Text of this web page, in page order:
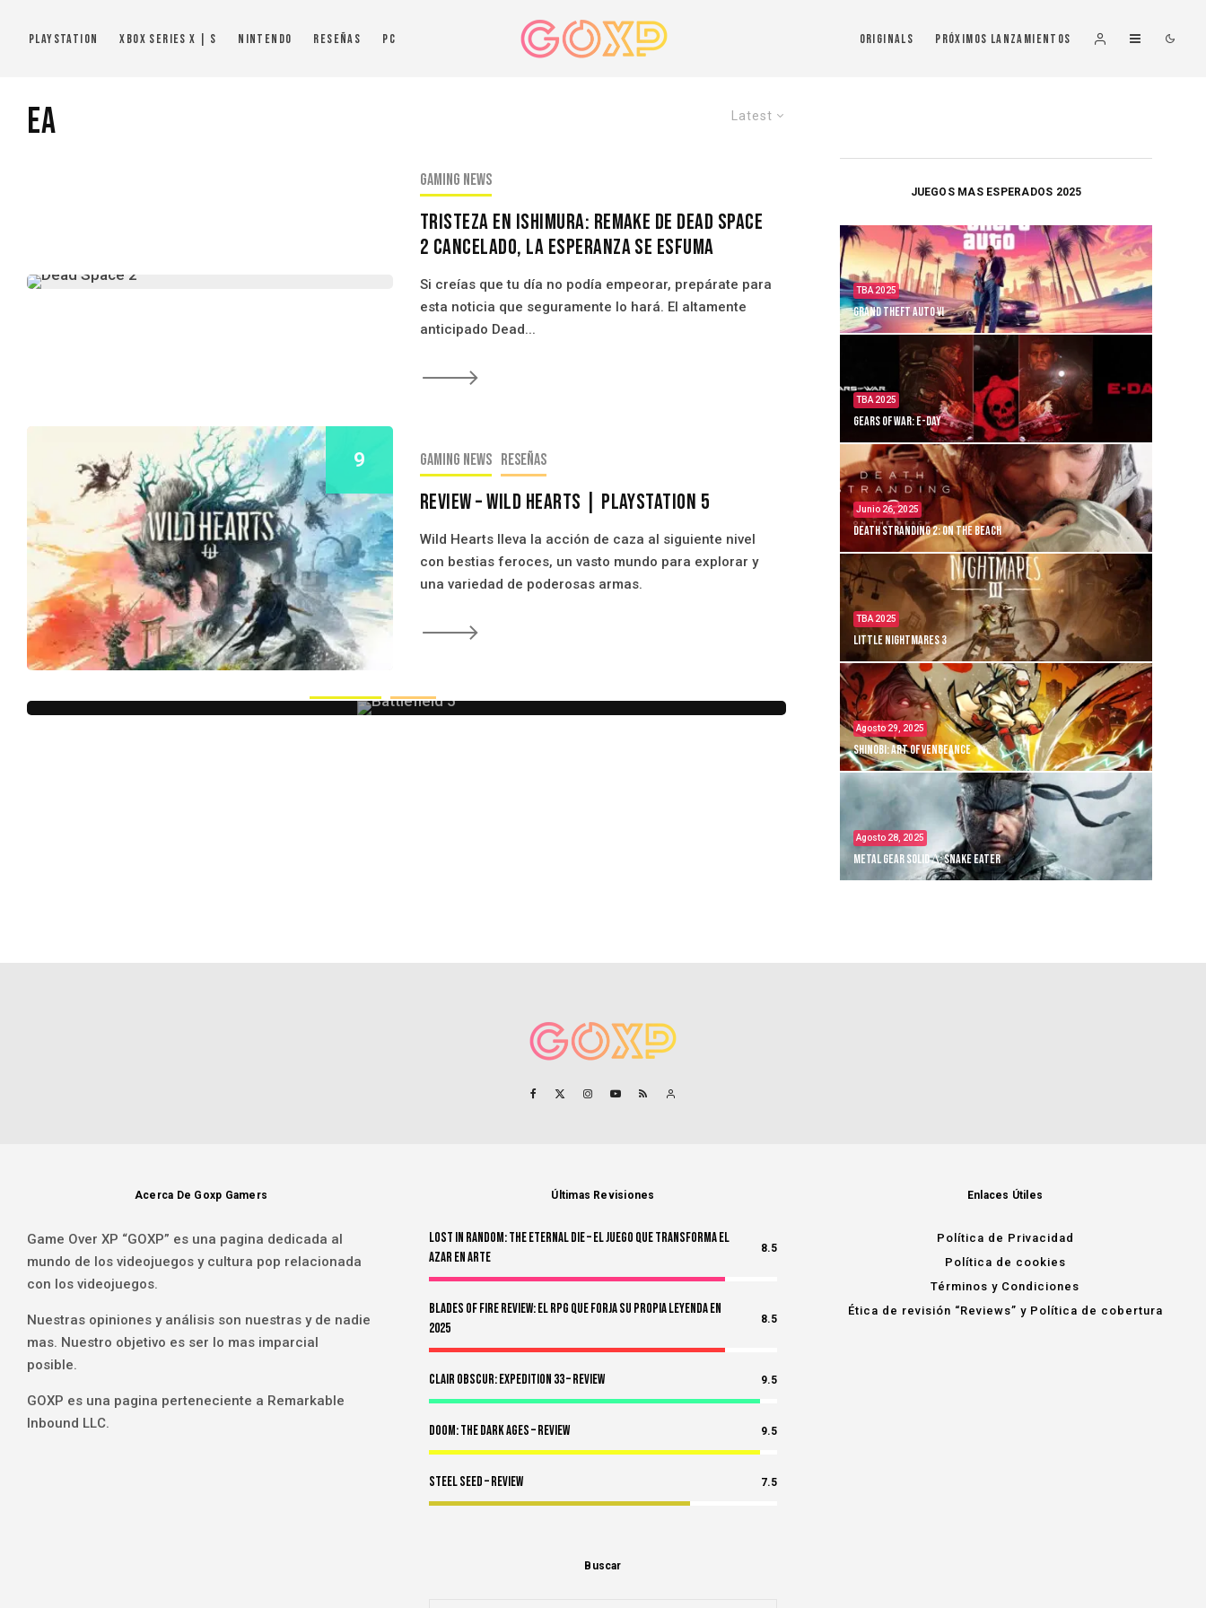
PlayStation Xbox Series X | S Nintendo Reseñas PC Originals Próximos Lanzamientos
Latest
EA
Gaming news
Tristeza en Ishimura: Remake de Dead Space
2 Cancelado, La Esperanza Se Esfuma
Si creías que tu día no podía empeorar, prepárate para
esta noticia que seguramente lo hará. El altamente
anticipado Dead...
🡒
9 Gaming news Reseñas
Review – Wild Hearts | PlayStation 5
Wild Hearts lleva la acción de caza al siguiente nivel
con bestias feroces, un vasto mundo para explorar y
una variedad de poderosas armas.
🡒
JUEGOS MAS ESPERADOS 2025
TBA 2025
Grand Theft Auto VI
TBA 2025
Gears of War: E-Day
Junio 26, 2025
Death Stranding 2: On the Beach
TBA 2025
Little Nightmares 3
Agosto 29, 2025
Shinobi: Art of Vengeance
Agosto 28, 2025
Metal Gear Solid Δ: Snake Eater
Acerca De Goxp Gamers
Game Over XP “GOXP” es una pagina dedicada al
mundo de los videojuegos y cultura pop relacionada
con los videojuegos.
Nuestras opiniones y análisis son nuestras y de nadie
mas. Nuestro objetivo es ser lo mas imparcial
posible.
GOXP es una pagina perteneciente a Remarkable
Inbound LLC.
Últimas Revisiones
Lost in Random: The Eternal Die – El Juego Que Transforma el
Azar en Arte
8.5
Blades of Fire Review: El RPG Que Forja Su Propia Leyenda en
2025
8.5
Clair Obscur: Expedition 33 – Review 9.5
Doom: The Dark Ages – Review 9.5
Steel Seed – Review 7.5
Buscar
Enlaces Útiles
Política de Privacidad
Política de cookies
Términos y Condiciones
Ética de revisión “Reviews” y Política de cobertura